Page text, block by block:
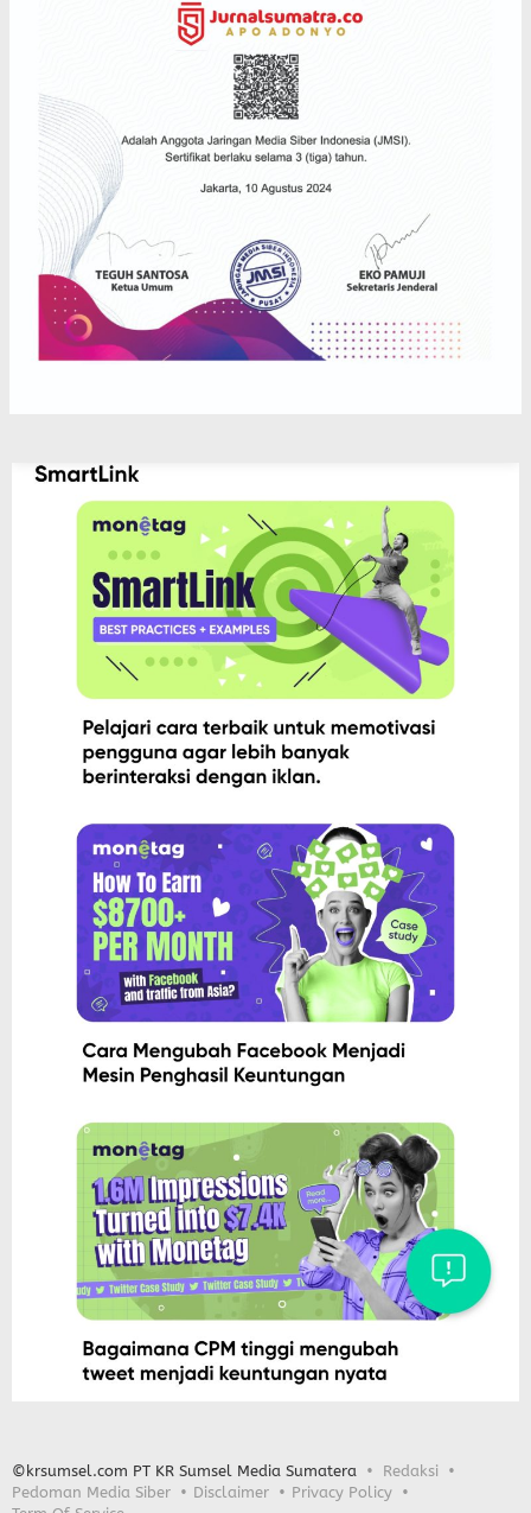
©krsumsel.com PT KR Sumsel Media Sumatera
Redaksi
Pedoman Media Siber
Disclaimer
Privacy Policy